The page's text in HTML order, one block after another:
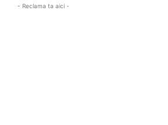
- Reclama ta aici -